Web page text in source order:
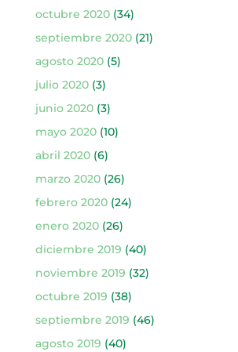
octubre 2020(34)
septiembre 2020(21)
agosto 2020(5)
julio 2020(3)
junio 2020(3)
mayo 2020(10)
abril 2020(6)
marzo 2020(26)
febrero 2020(24)
enero 2020(26)
diciembre 2019 (40)
noviembre 2019 (32)
octubre 2019 (38)
septiembre 2019 (46)
agosto 2019 (40)